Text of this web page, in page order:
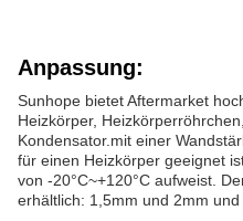
Anpassung:
Sunhope bietet Aftermarket
Heizkörper,
Kondensator.mit einer
für einen Heizkörper geeignet
von -20°C~+120°C aufweist.
erhältlich: 1,5mm und 2mm und